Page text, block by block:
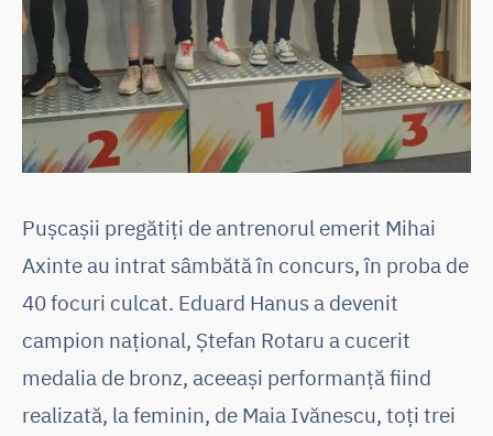
Pușcașii pregătiți de antrenorul emerit Mihai
Axinte au intrat sâmbătă în concurs, în proba de
40 focuri culcat. Eduard Hanus a devenit
campion național, Ștefan Rotaru a cucerit
medalia de bronz, aceeași performanță fiind
realizată, la feminin, de Maia Ivănescu, toți trei